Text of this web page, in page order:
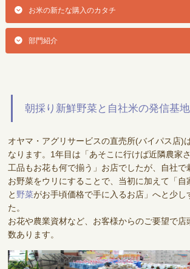
お米の新たな購入のカタチ
部門紹介
朝採り新鮮野菜と自社米の発信基地
オヤマ・アグリサービスの直売所(バイパス店)
なります。1年目は「あそこに行けば近隣農家
工品もお花も何で揃う」お店でしたが、自社で
お野菜をウリにすることで、当初に加えて「自
と 野菜がお手頃価格で手に入るお店」へと少し
た。
お花や農業資材など、お客様からのご要望で店
数あります。